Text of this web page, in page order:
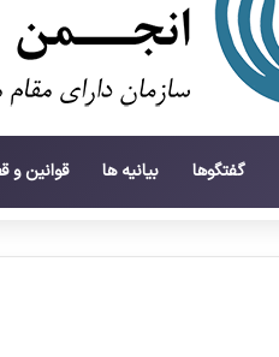
گفتگوها بیانیه ها قوانین و